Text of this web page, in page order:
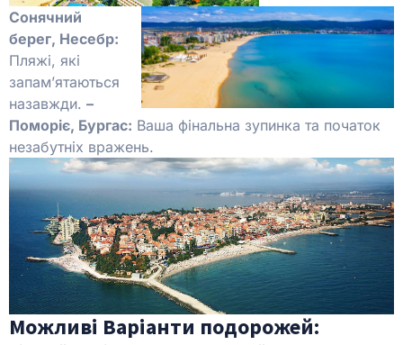
Сонячний
берег, Несебр:
Пляжі, які
запам’ятаються
назавжди. –
Поморіє, Бургас: Ваша фінальна зупинка та початок
незабутніх вражень.
Можливі Варіанти подорожей: